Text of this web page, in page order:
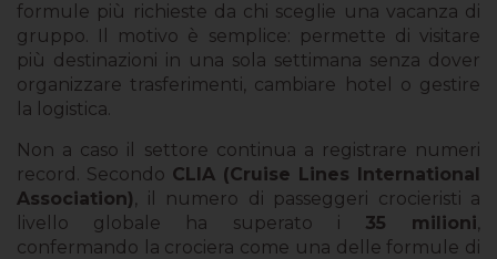
formule più richieste da chi sceglie una vacanza di
gruppo. Il motivo è semplice: permette di visitare
più destinazioni in una sola settimana senza dover
organizzare trasferimenti, cambiare hotel o gestire
la logistica.
Non a caso il settore continua a registrare numeri
record. Secondo CLIA (Cruise Lines International
Association), il numero di passeggeri crocieristi a
livello globale ha superato i 35 milioni,
confermando la crociera come una delle formule di